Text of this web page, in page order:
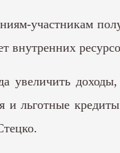
участникам
внутренних
увеличить
и льготные